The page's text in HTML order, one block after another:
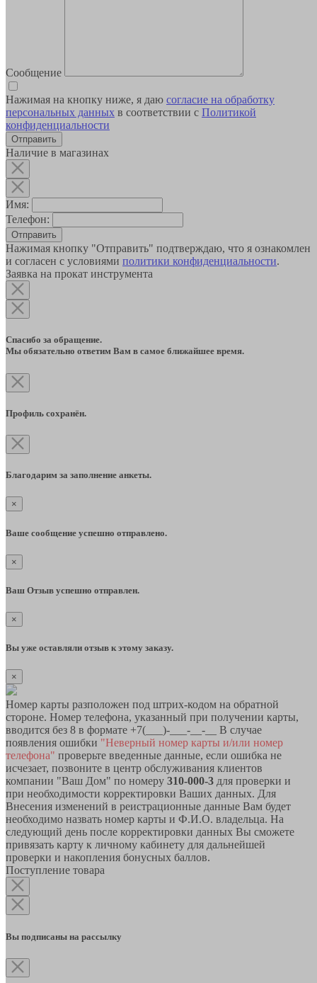
Сообщение
Нажимая на кнопку ниже, я даю согласие на обработку
персональных данных в соответствии с Политикой
конфиденциальности
Наличие в магазинах
Имя:
Телефон:
Отправить
Нажимая кнопку "Отправить" подтверждаю, что я ознакомлен
и согласен с условиями политики конфиденциальности.
Заявка на прокат инструмента
Спасибо за обращение.
Мы обязательно ответим Вам в самое ближайшее время.
Профиль сохранён.
Благодарим за заполнение анкеты.
×
Ваше сообщение успешно отправлено.
×
Ваш Отзыв успешно отправлен.
×
Вы уже оставляли отзыв к этому заказу.
×
Номер карты разположен под штрих-кодом на обратной
стороне. Номер телефона, указанный при получении карты,
вводится без 8 в формате +7(___)-___-__-__ В случае
появления ошибки "Неверный номер карты и/или номер
телефона" проверьте введенные данные, если ошибка не
исчезает, позвоните в центр обслуживания клиентов
компании "Ваш Дом" по номеру 310-000-3 для проверки и
при необходимости корректировки Ваших данных. Для
Внесения изменений в реистрационные данные Вам будет
необходимо назвать номер карты и Ф.И.О. владельца. На
следующий день после корректировки данных Вы сможете
привязать карту к личному кабинету для дальнейшей
проверки и накопления бонусных баллов.
Поступление товара
Вы подписаны на рассылку